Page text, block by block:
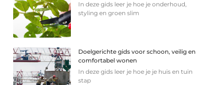
In deze gids leer je hoe je onderhoud,
styling en groen slim
Doelgerichte gids voor schoon, veilig en
comfortabel wonen
In deze gids leer je hoe je je huis en tuin
stap